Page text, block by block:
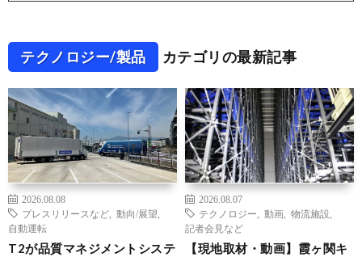
テクノロジー/製品 カテゴリの最新記事
2026.08.08
プレスリリースなど
動向/展望
自動運転
T2が品質マネジメントシステ
2026.08.07
テクノロジー
動画 物流施設
記者会見など
【現地取材・動画】霞ヶ関キ